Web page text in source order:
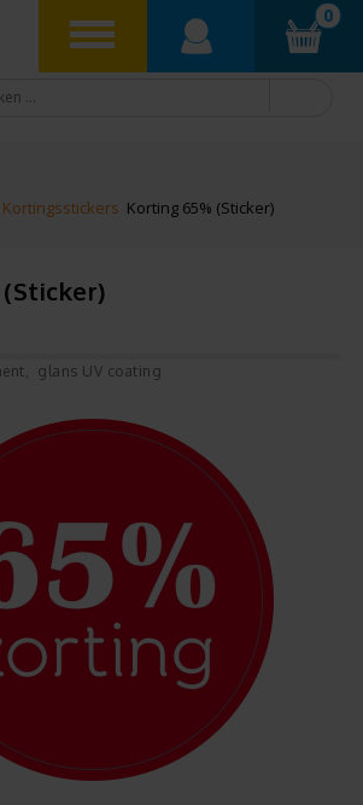
0
Kortingsstickers Korting 65% (Sticker)
glans UV coating